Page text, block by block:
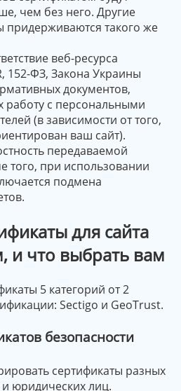
чем без него. Другие
придерживаются такого же
веб-ресурса
152-ФЗ, Закона Украины
документов,
с персональными
(в зависимости от того,
ваш сайт).
передаваемой
того, при использовании
подмена
для сайта
и что выбрать вам
5 категорий от 2
Sectigo и GeoTrust.
безопасности
сертификаты разных
юридических лиц.